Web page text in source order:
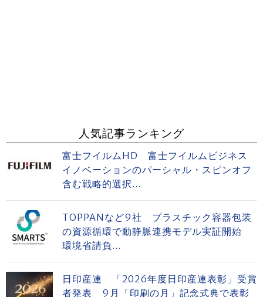
人気記事ランキング
富士フイルムHD 富士フイルムビジネス
イノベーションのパーシャル・スピンオフ
含む戦略的選択...
TOPPANなど9社 プラスチック容器包装
の資源循環で動静脈連携モデル実証開始
環境省請負...
日印産連 「2026年度日印産連表彰」受賞
者発表 9月「印刷の月」記念式典で表彰